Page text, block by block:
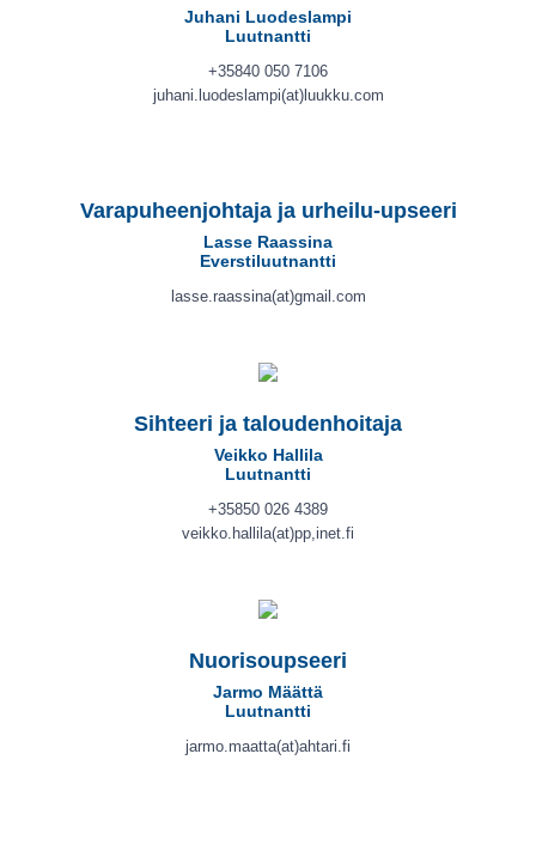
Juhani Luodeslampi
Luutnantti
+35840 050 7106
juhani.luodeslampi(at)luukku.com
Varapuheenjohtaja ja urheilu-upseeri
Lasse Raassina
Everstiluutnantti
lasse.raassina(at)gmail.com
Sihteeri ja taloudenhoitaja
Veikko Hallila
Luutnantti
+35850 026 4389
veikko.hallila(at)pp,inet.fi
Nuorisoupseeri
Jarmo Määttä
Luutnantti
jarmo.maatta(at)ahtari.fi